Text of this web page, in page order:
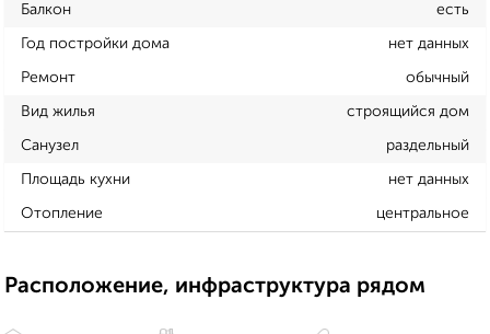
Балкон есть
Год постройки дома нет данных
Ремонт обычный
Вид жилья строящийся дом
Санузел раздельный
Площадь кухни нет данных
Отопление центральное
Расположение, инфраструктура рядом